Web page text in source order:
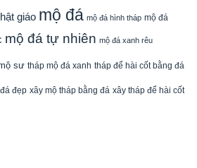
giáo mộ đá mộ đá hình tháp mộ đá
mộ đá tự nhiên mộ đá xanh rêu
sư tháp mộ đá xanh tháp để hài cốt bằng đá
đẹp xây mộ tháp bằng đá xây tháp để hài cốt